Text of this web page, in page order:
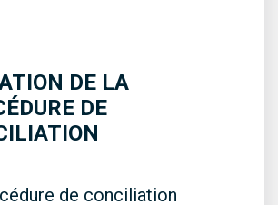
DE LA
DE
de conciliation